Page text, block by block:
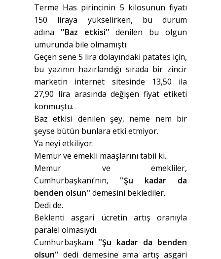
Terme Has pirincinin 5 kilosunun fiyatı
150 liraya yükselirken, bu durum
adına ''Baz etkisi'' denilen bu olgun
umurunda bile olmamıştı.
Geçen sene 5 lira dolayındaki patates için,
bu yazının hazırlandığı sırada bir zincir
marketin internet sitesinde 13,50 ila
27,90 lira arasında değişen fiyat etiketi
konmuştu.
Baz etkisi denilen şey, neme nem bir
şeyse bütün bunlara etki etmiyor.
Ya neyi etkiliyor.
Memur ve emekli maaşlarını tabii ki.
Memur ve emekliler,
Cumhurbaşkanı’nın, ''Şu kadar da
benden olsun'' demesini beklediler.
Dedi de.
Beklenti asgari ücretin artış oranıyla
paralel olmasıydı.
Cumhurbaşkanı ''Şu kadar da benden
olsun'' dedi demesine ama artış asgari